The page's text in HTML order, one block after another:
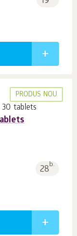
PRODUS NOU
28b.